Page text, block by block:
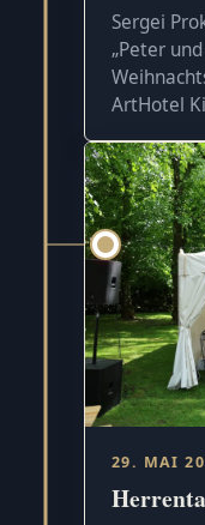
Sergei
„Peter
ArtHotel
29. MAI